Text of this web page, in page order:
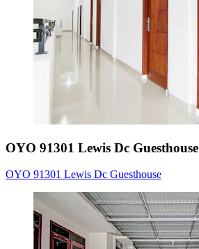
OYO 91301 Lewis Dc Guesthouse
OYO 91301 Lewis Dc Guesthouse